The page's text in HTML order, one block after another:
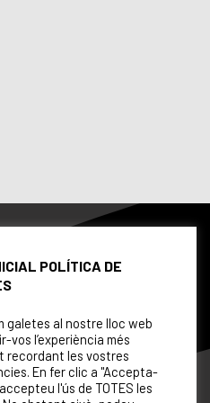
POLÍTICA DE
galetes al nostre lloc web
vos l’experiència més
recordant les vostres
En fer clic a "Accepta-
l'ús de TOTES les